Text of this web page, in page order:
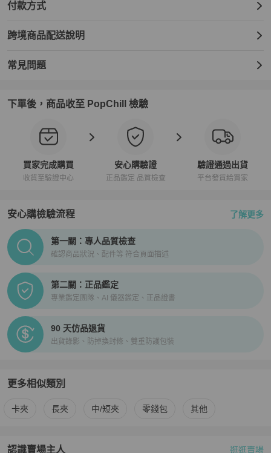
付款方式
跨境商品配送說明
常見問題
下單後，商品收至 PopChill 檢驗
買家完成購買
收貨至驗證中心
安心購驗證
正品鑑定 品質檢查
驗證通過出貨
平台發貨給買家
安心購檢驗流程 了解更多
PopChill拍拍圈正品驗證、安心購檢驗流程介紹
第一關：專人品質檢查
確認商品狀況、配件等 符合頁面描述
第二關：正品鑑定
專業鑑定團隊、AI 儀器鑑定、正品證書
90 天仿品退貨
出貨錄影、防掉換封條、雙重防護包裝
更多相似類別
更多Chanel 女士錢包 / 小皮件 相似商品推薦
卡夾 長夾 中/短夾 零錢包 其他
認識賣場主人 逛逛賣場